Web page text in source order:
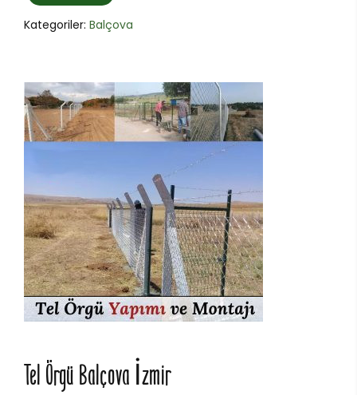
Kategoriler: Balçova
Tel Örgü Balçova İzmir